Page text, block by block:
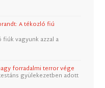
A tékozló fiú
vagyunk azzal a
forradalmi terror vége
gyülekezetben adott